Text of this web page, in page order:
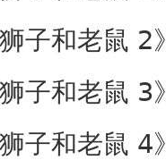
子和老鼠 2
子和老鼠 3
子和老鼠 4